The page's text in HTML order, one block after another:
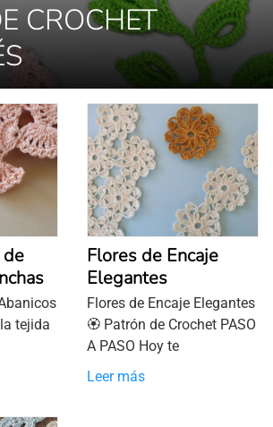
CROCHET
tejida
Flores de Encaje
Elegantes
Flores de Encaje Elegantes
🏵 Patrón de Crochet PASO
A PASO Hoy te
Leer más